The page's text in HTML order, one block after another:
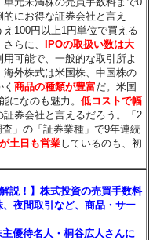
にお得な証券会社と言え
100円以上1円単位で買える
さらに、IPOの取扱い数は大
用可能で、一般的な取引所よ
外株式は米国株、中国株の
く商品の種類が豊富だ。米国
になのも魅力。低コストで幅
証券会社と言えるだろう。「2
」の「証券業種」で9年連続
土日も営業しているのも、初
説！】株式投資の売買手数料
夜間取引など、商品・サー
優待名人・桐谷広人さんに